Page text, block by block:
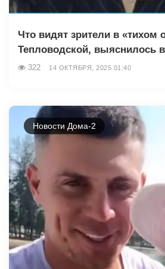
Что видят зрители в «тихом
Тепловодской, выяснилось
322 14 ОКТЯБРЯ, 2025 01:40
Новости Дома-2